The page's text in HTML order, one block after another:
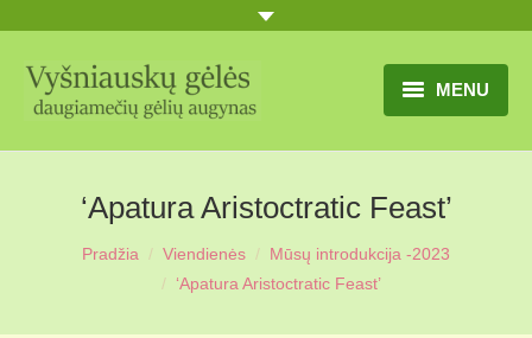
MENU
TITULINIS
GĖLIŲ KATALOGAS
PRANEŠIMAI
‘Apatura Aristoctratic Feast’
Pradžia Viendienės
Mūsų introdukcija -2023
‘Apatura Aristoctratic Feast’